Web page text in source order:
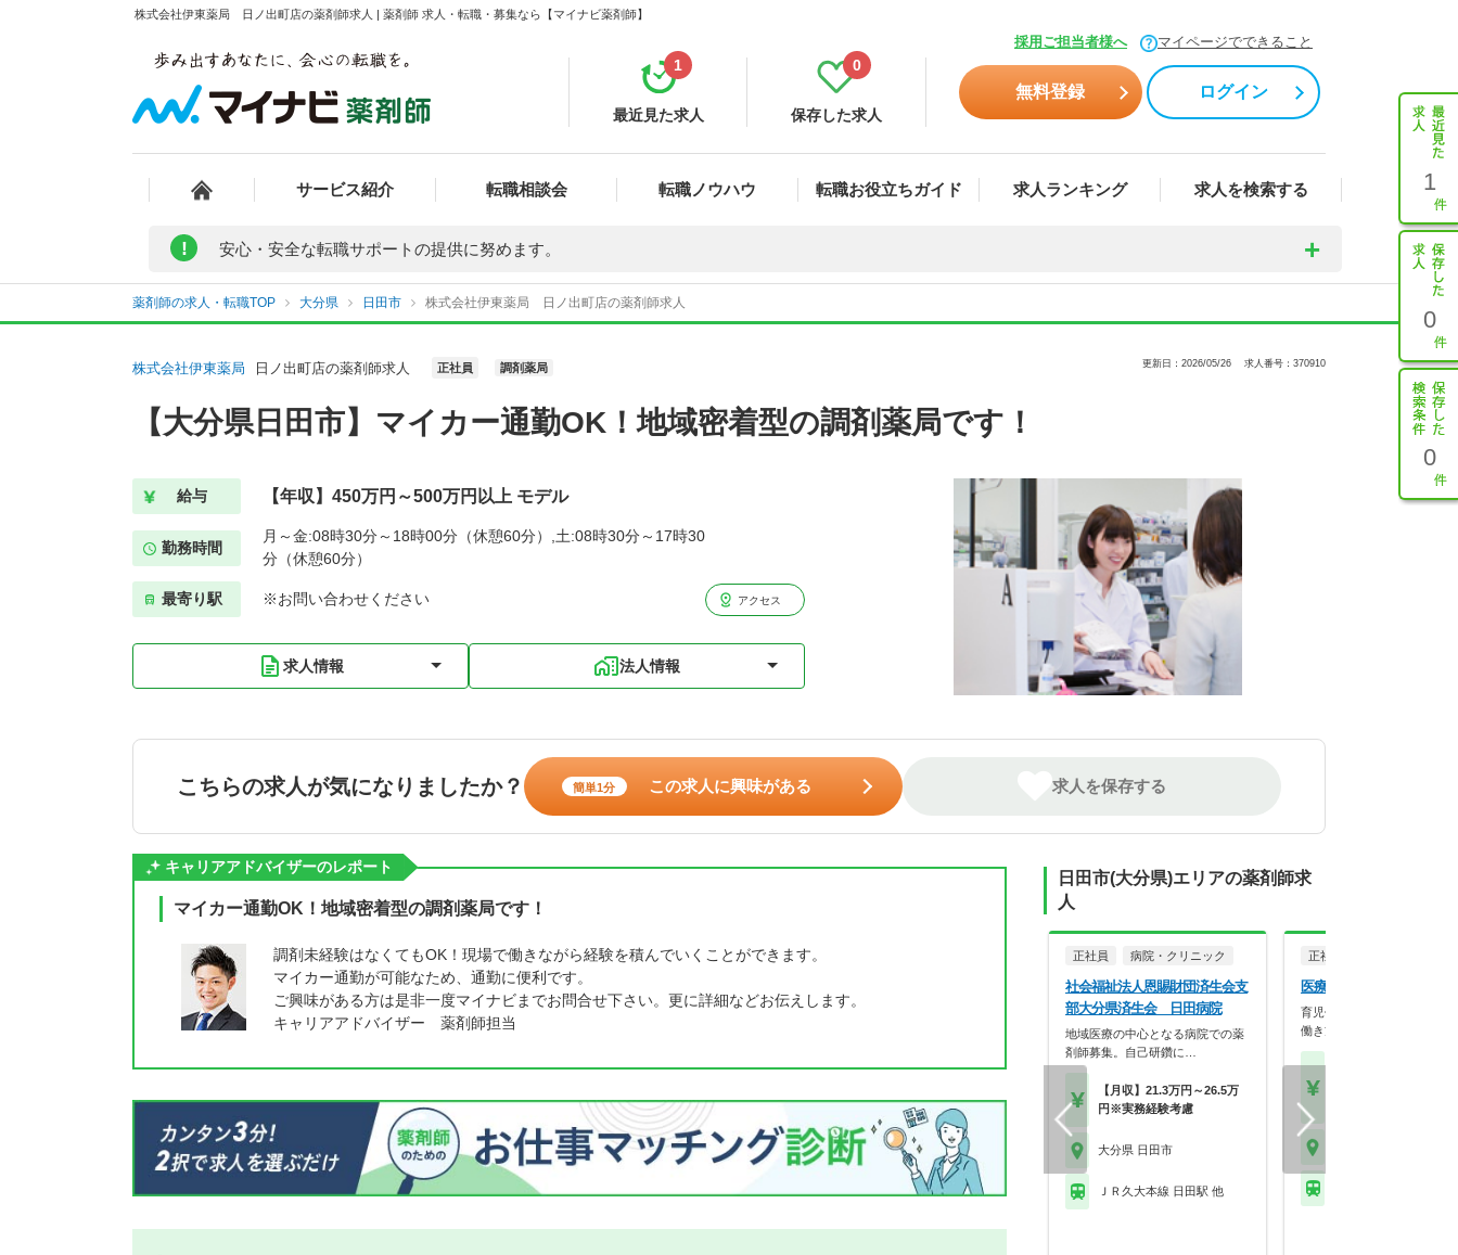
株式会社伊東薬局 日ノ出町店の薬剤師求人 | 薬剤師 求人・転職・募集なら【マイナビ薬剤師】
採用ご担当者様へ マイページでできること
最近見た求人
1
保存した求人
0
無料登録 ログイン
サービス紹介 転職相談会 転職ノウハウ 転職お役立ちガイド 求人ランキング 求人を検索する 1
0
0
! 安心・安全な転職サポートの提供に努めます。
薬剤師の求人・転職TOP 大分県 日田市 株式会社伊東薬局 日ノ出町店の薬剤師求人
株式会社伊東薬局 日ノ出町店の薬剤師求人 正社員 調剤薬局 更新日：2026/05/26 求人番号：370910
【大分県日田市】マイカー通勤OK！地域密着型の調剤薬局です！
給与 【年収】450万円～500万円以上 モデル
勤務時間
月～金:08時30分～18時00分（休憩60分）,土:08時30分～17時30
分（休憩60分）
最寄り駅 ※お問い合わせください アクセス
求人情報 法人情報
こちらの求人が気になりましたか？ 簡単1分 この求人に興味がある 求人を保存する
キャリアアドバイザーのレポート
マイカー通勤OK！地域密着型の調剤薬局です！
調剤未経験はなくてもOK！現場で働きながら経験を積んでいくことができます。
マイカー通勤が可能なため、通勤に便利です。
ご興味がある方は是非一度マイナビまでお問合せ下さい。更に詳細などお伝えします。
キャリアアドバイザー 薬剤師担当
日田市(大分県)エリアの薬剤師求
人
正社員 病院・クリニック
社会福祉法人恩賜財団済生会支
部大分県済生会 日田病院
地域医療の中心となる病院での薬
剤師募集。自己研鑽に…
【月収】21.3万円～26.5万
円※実務経験考慮
大分県 日田市
ＪＲ久大本線 日田駅 他
正社員
医療法人愛幸会 原病院
育児休暇の取得実績などもあ
働き方改革を進めてい…